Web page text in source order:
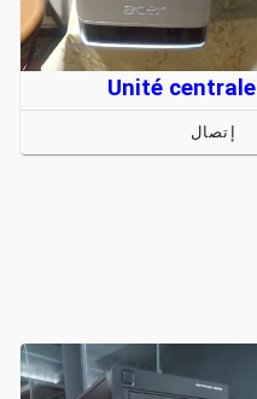
Unité centrale
إتصال